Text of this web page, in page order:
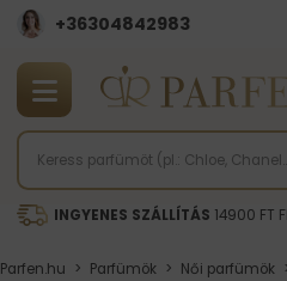
+36304842983
INGYENES SZÁLLÍTÁS 14900 FT
Parfen.hu > Parfümök > Női parfümök